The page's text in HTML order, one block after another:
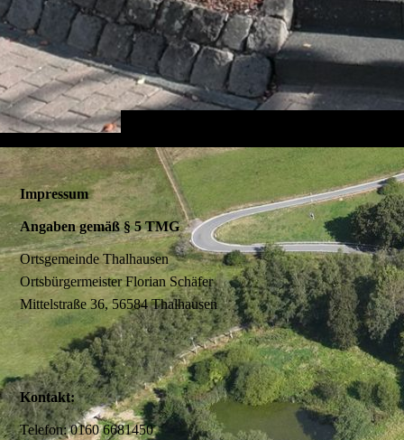
Impressum
Angaben gemäß § 5 TMG
Ortsgemeinde Thalhausen
Ortsbürgermeister Florian Schäfer
Mittelstraße 36, 56584 Thalhausen
Kontakt:
Telefon: 0160 6681450